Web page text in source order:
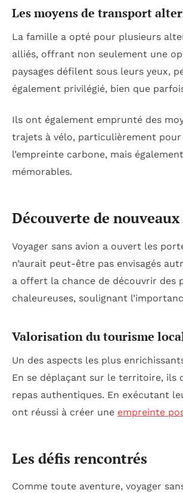
Les moyens de transport
La famille a opté pour plusieurs
alliés, offrant non seulement une
paysages défilent sous leurs yeux,
également privilégié, bien que
Ils ont également emprunté des
trajets à vélo, particulièrement
l’empreinte carbone, mais
mémorables.
Découverte de
Voyager sans avion a ouvert les
n’aurait peut-être pas envisagés
a offert la chance de découvrir des
chaleureuses, soulignant
Valorisation du tourisme
Un des aspects les plus
En se déplaçant sur le territoire, ils
repas authentiques. En exécutant
ont réussi à créer une empreinte
Les défis rencontrés
Comme toute aventure, voyager